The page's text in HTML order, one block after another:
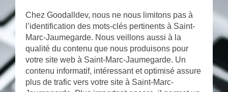
Chez Goodalldev, nous ne nous limitons pas à
l’identification des mots-clés pertinents à Saint-
Marc-Jaumegarde. Nous veillons aussi à la
qualité du contenu que nous produisons pour
votre site web à Saint-Marc-Jaumegarde. Un
contenu informatif, intéressant et optimisé assure
plus de trafic vers votre site à Saint-Marc-